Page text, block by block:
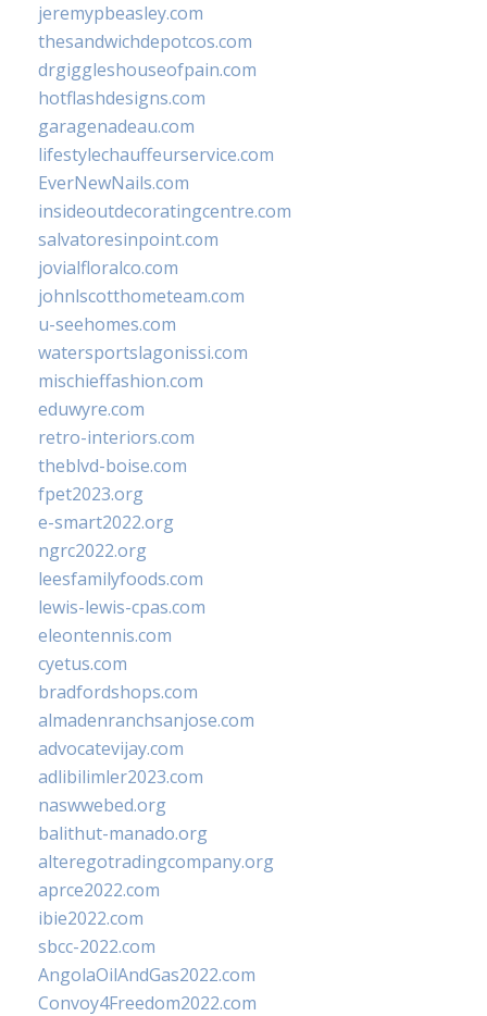
jeremypbeasley.com
thesandwichdepotcos.com
drgiggleshouseofpain.com
hotflashdesigns.com
garagenadeau.com
lifestylechauffeurservice.com
EverNewNails.com
insideoutdecoratingcentre.com
salvatoresinpoint.com
jovialfloralco.com
johnlscotthometeam.com
u-seehomes.com
watersportslagonissi.com
mischieffashion.com
eduwyre.com
retro-interiors.com
theblvd-boise.com
fpet2023.org
e-smart2022.org
ngrc2022.org
leesfamilyfoods.com
lewis-lewis-cpas.com
eleontennis.com
cyetus.com
bradfordshops.com
almadenranchsanjose.com
advocatevijay.com
adlibilimler2023.com
naswwebed.org
balithut-manado.org
alteregotradingcompany.org
aprce2022.com
ibie2022.com
sbcc-2022.com
AngolaOilAndGas2022.com
Convoy4Freedom2022.com